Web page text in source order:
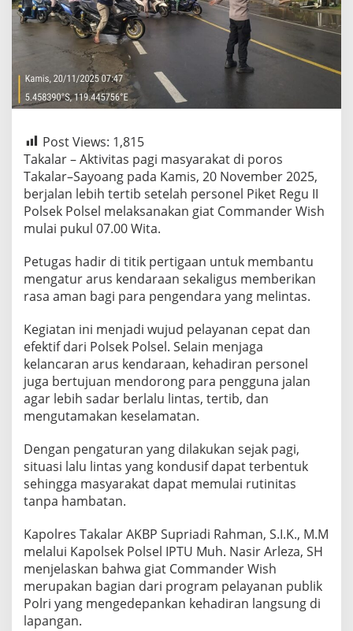
Post Views: 1,815
Takalar – Aktivitas pagi masyarakat di poros
Takalar–Sayoang pada Kamis, 20 November 2025,
berjalan lebih tertib setelah personel Piket Regu II
Polsek Polsel melaksanakan giat Commander Wish
mulai pukul 07.00 Wita.
Petugas hadir di titik pertigaan untuk membantu
mengatur arus kendaraan sekaligus memberikan
rasa aman bagi para pengendara yang melintas.
Kegiatan ini menjadi wujud pelayanan cepat dan
efektif dari Polsek Polsel. Selain menjaga
kelancaran arus kendaraan, kehadiran personel
juga bertujuan mendorong para pengguna jalan
agar lebih sadar berlalu lintas, tertib, dan
mengutamakan keselamatan.
Dengan pengaturan yang dilakukan sejak pagi,
situasi lalu lintas yang kondusif dapat terbentuk
sehingga masyarakat dapat memulai rutinitas
tanpa hambatan.
Kapolres Takalar AKBP Supriadi Rahman, S.I.K., M.M
melalui Kapolsek Polsel IPTU Muh. Nasir Arleza, SH
menjelaskan bahwa giat Commander Wish
merupakan bagian dari program pelayanan publik
Polri yang mengedepankan kehadiran langsung di
lapangan.